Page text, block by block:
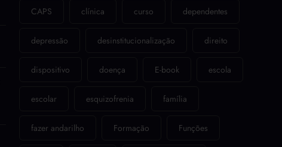
CAPS clínica curso dependentes
depressão desinstitucionalização direito
dispositivo doença E-book escola
escolar esquizofrenia família
fazer andarilho Formação Funções